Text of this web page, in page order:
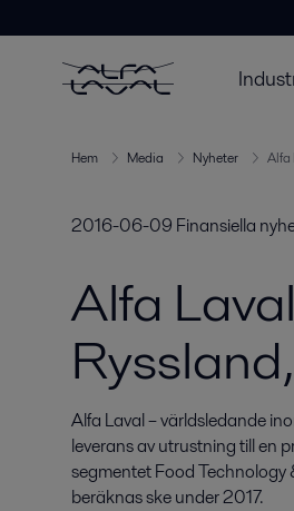
Hem Media Nyheter Alfa
2016-06-09 Finansiella
Alfa
Alfa Laval – världsledande
leverans av utrustning till en
segmentet Food Technology
beräknas ske under 2017.